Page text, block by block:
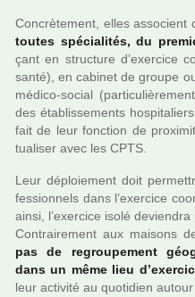
Concrètement, elles asso­cient
toutes spé­cia­li­tés, du
çant en struc­ture d’exer­cice
santé), en cabi­net de groupe
médico-social
des établissements
fait de leur fonc­tion de
tua­li­ser avec les CPTS.
Leur déploie­ment doit
fes­sion­nels dans l’exer­cice
ainsi, l’exer­cice isolé devien­dra
Contrairement aux mai­sons
pas de regrou­pe­ment
dans un même lieu
leur acti­vité au quo­ti­dien autour